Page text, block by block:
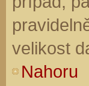
velikost
Nahoru